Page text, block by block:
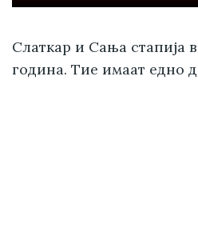
Слаткар и Сања стапија
година. Тие имаат едно